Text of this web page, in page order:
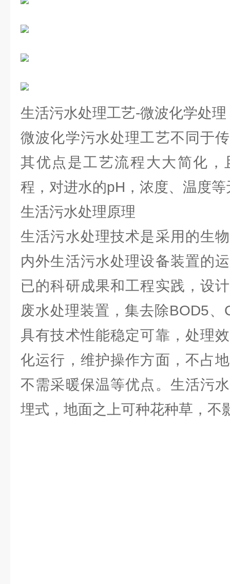
生活污水处理工艺-微波化学处理
微波化学污水处理工艺不同于
其优点是工艺流程大大简化，
程，对进水的pH，浓度、温度
生活污水处理原理
生活污水处理技术是采用的生
内外生活污水处理设备装置的
已的科研成果和工程实践，设
废水处理装置，集去除BOD5
具有技术性能稳定可靠，处理
化运行，维护操作方面，不占
不需采暖保温等优点。生活污
埋式，地面之上可种花种草，不